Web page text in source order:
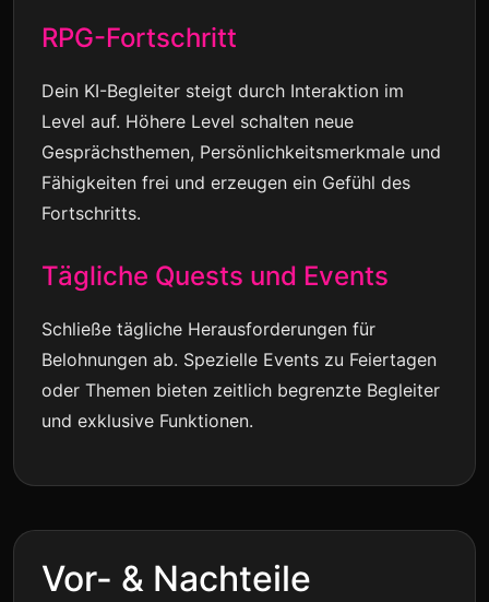
RPG-Fortschritt
Dein KI-Begleiter steigt durch Interaktion im
Level auf. Höhere Level schalten neue
Gesprächsthemen, Persönlichkeitsmerkmale und
Fähigkeiten frei und erzeugen ein Gefühl des
Fortschritts.
Tägliche Quests und Events
Schließe tägliche Herausforderungen für
Belohnungen ab. Spezielle Events zu Feiertagen
oder Themen bieten zeitlich begrenzte Begleiter
und exklusive Funktionen.
Vor- & Nachteile